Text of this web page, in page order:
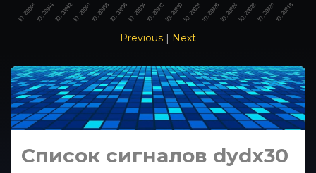
Previous | Next
Список сигналов dydx30